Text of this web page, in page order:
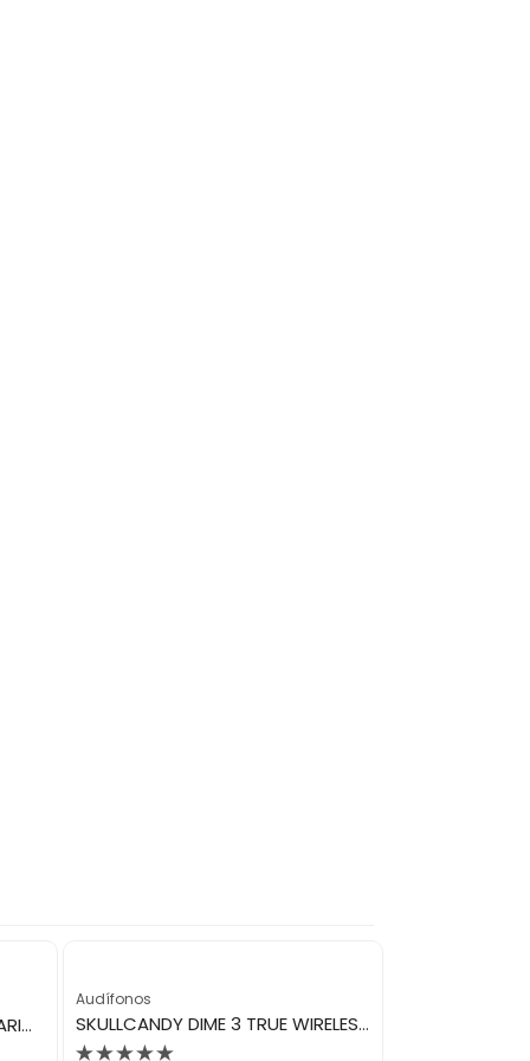
WIRELESS AUDIFONO SUPER MARIO 055A
Audífonos
SKULLCANDY DIME 3 TRUE WIRELESS TRUE BLACK S2DCW-R740